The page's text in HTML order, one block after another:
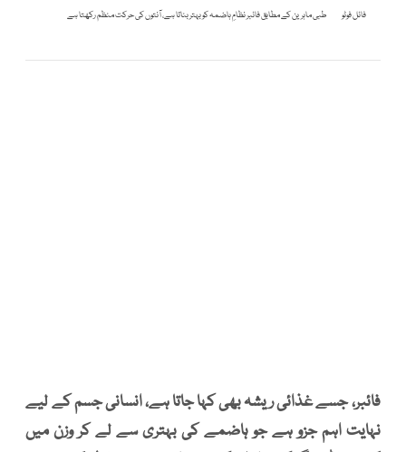
فائل فوٹو طبی ماہرین کے مطابق فائبر نظامِ ہاضمہ کو بہتر بناتا ہے، آنتوں کی حرکت منظم رکھتا ہے
فائبر، جسے غذائی ریشہ بھی کہا جاتا ہے، انسانی جسم کے لیے
نہایت اہم جزو ہے جو ہاضمے کی بہتری سے لے کر وزن میں